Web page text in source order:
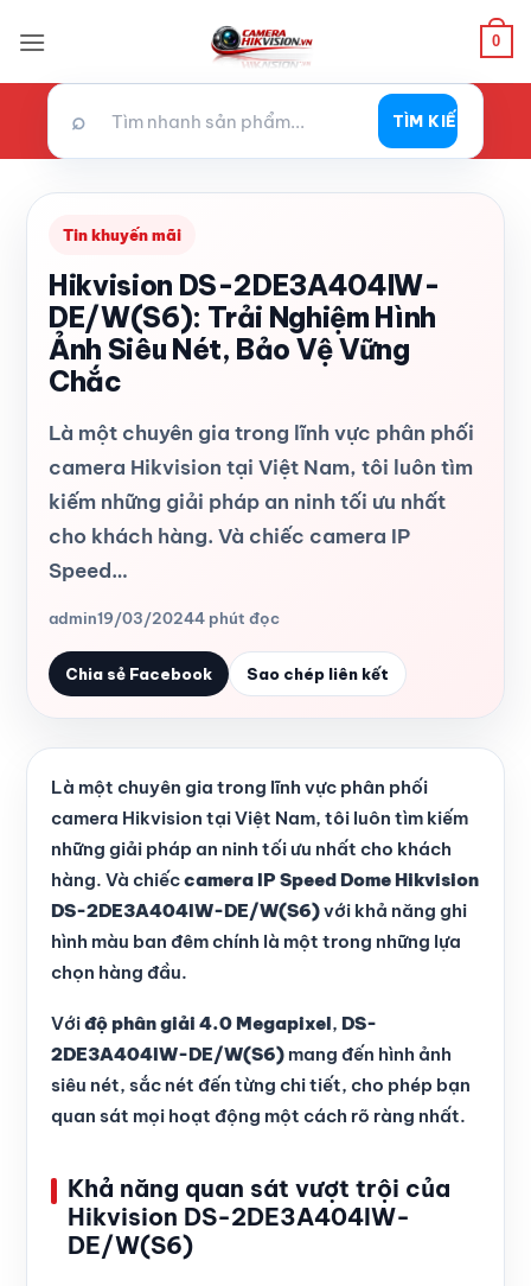
qua
0
⌕ TÌM KIẾM
Tin khuyến mãi
Hikvision DS-2DE3A404IW-
DE/W(S6): Trải Nghiệm Hình
Ảnh Siêu Nét, Bảo Vệ Vững
Chắc
Là một chuyên gia trong lĩnh vực phân phối
camera Hikvision tại Việt Nam, tôi luôn tìm
kiếm những giải pháp an ninh tối ưu nhất
cho khách hàng. Và chiếc camera IP
Speed…
admin19/03/20244 phút đọc
Chia sẻ Facebook Sao chép liên kết
Là một chuyên gia trong lĩnh vực phân phối
camera Hikvision tại Việt Nam, tôi luôn tìm kiếm
những giải pháp an ninh tối ưu nhất cho khách
hàng. Và chiếccamera IP Speed Dome Hikvision
DS-2DE3A404IW-DE/W(S6)với khả năng ghi
hình màu ban đêm chính là một trong những lựa
chọn hàng đầu.
Vớiđộ phân giải 4.0 Megapixel, DS-
2DE3A404IW-DE/W(S6) mang đến hình ảnh
siêu nét, sắc nét đến từng chi tiết, cho phép bạn
quan sát mọi hoạt động một cách rõ ràng nhất.
Khả năng quan sát vượt trội của
Hikvision DS-2DE3A404IW-
DE/W(S6)